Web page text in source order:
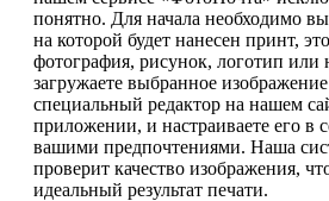
понятно. Для начала необходимо
на которой будет нанесен принт,
фотография, рисунок, логотип или
загружаете выбранное
специальный редактор на нашем
приложении, и настраиваете его в
вашими предпочтениями. Наша
проверит качество изображения,
идеальный результат печати.